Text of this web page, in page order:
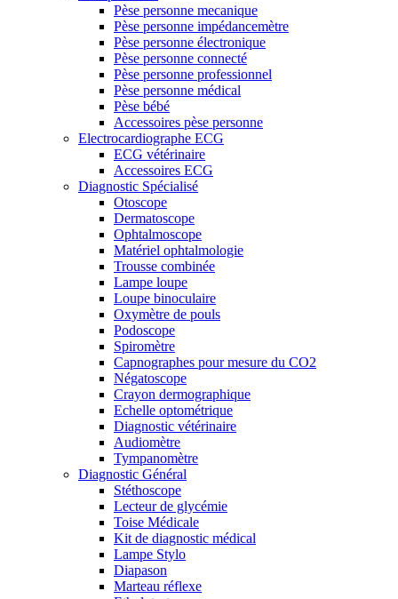
Pèse personne mecanique
Pèse personne impédancemètre
Pèse personne électronique
Pèse personne connecté
Pèse personne professionnel
Pèse personne médical
Pèse bébé
Accessoires pèse personne
Electrocardiographe ECG
ECG vétérinaire
Accessoires ECG
Diagnostic Spécialisé
Otoscope
Dermatoscope
Ophtalmoscope
Matériel ophtalmologie
Trousse combinée
Lampe loupe
Loupe binoculaire
Oxymètre de pouls
Podoscope
Spiromètre
Capnographes pour mesure du CO2
Négatoscope
Crayon dermographique
Echelle optométrique
Diagnostic vétérinaire
Audiomètre
Tympanomètre
Diagnostic Général
Stéthoscope
Lecteur de glycémie
Toise Médicale
Kit de diagnostic médical
Lampe Stylo
Diapason
Marteau réflexe